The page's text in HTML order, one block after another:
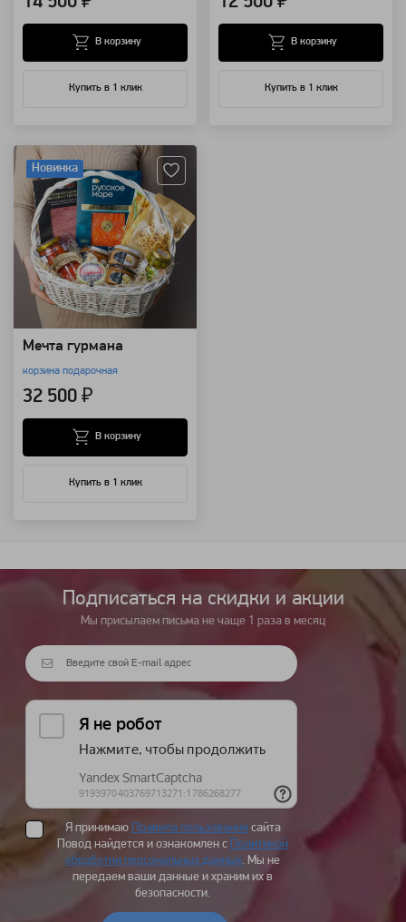
Купить в 1 клик
В корзину
Купить в 1 клик
В корзину
Новинка
Мечта гурмана
корзина подарочная
32 500 ₽
Купить в 1 клик
В корзину
Подписаться на cкидки и акции
Мы присылаем письма не чаще 1 раза в месяц
Я принимаю Правила пользования сайта
Повод найдется и ознакомлен с Политикой
обработки персональных данных. Мы не
передаем ваши данные и храним их в
безопасности.